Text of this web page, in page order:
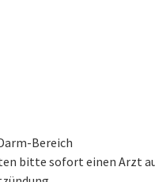
Bereich
bitte sofort einen Arzt